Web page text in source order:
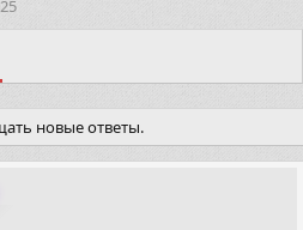
новые ответы.